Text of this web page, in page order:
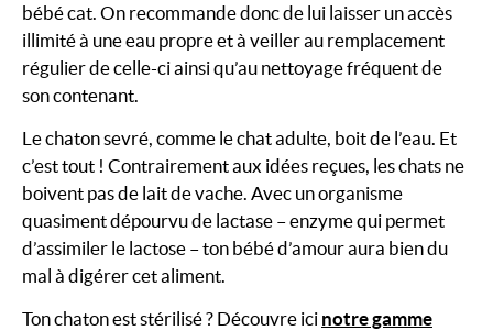
bébé cat. On recommande donc de lui laisser un accès
illimité à une eau propre et à veiller au remplacement
régulier de celle-ci ainsi qu’au nettoyage fréquent de
son contenant.
Le chaton sevré, comme le chat adulte, boit de l’eau. Et
c’est tout ! Contrairement aux idées reçues, les chats ne
boivent pas de lait de vache. Avec un organisme
quasiment dépourvu de lactase – enzyme qui permet
d’assimiler le lactose – ton bébé d’amour aura bien du
mal à digérer cet aliment.
Ton chaton est stérilisé ? Découvre ici notre gamme